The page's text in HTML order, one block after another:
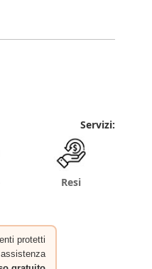
Servizi:
Resi
protetti
assistenza